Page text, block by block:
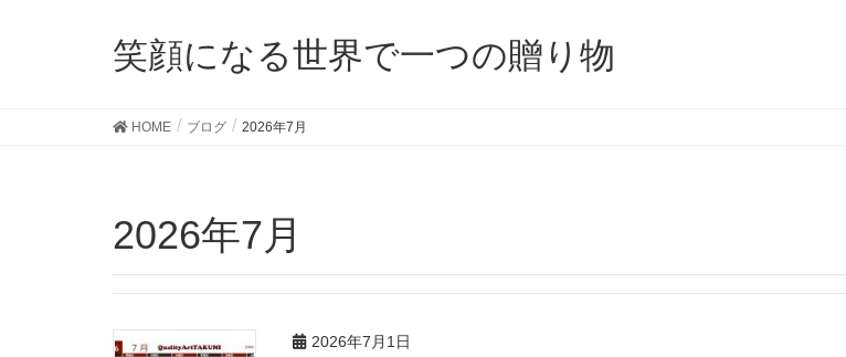
笑顔になる世界で一つの贈り物
HOME ブログ 2026年7月
2026年7月
2026年7月1日